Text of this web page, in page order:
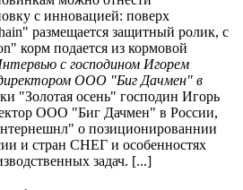
с инновацией: поверх
размещается защитный ролик, с
корм подается из кормовой
с господином Игорем
ООО "Биг Дачмен" в
"Золотая осень" господин Игорь
ООО "Биг Дачмен" в России,
о позиционированнии
и стран СНЕГ и особенностях
задач. [...]